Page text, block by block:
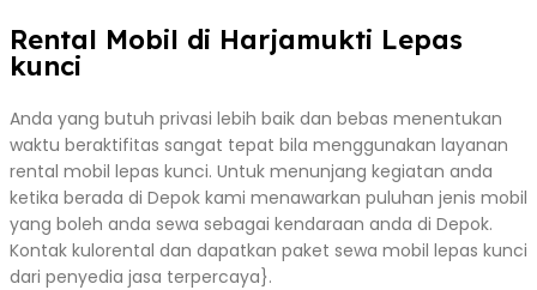
Rental Mobil di Harjamukti Lepas
kunci
Anda yang butuh privasi lebih baik dan bebas menentukan
waktu beraktifitas sangat tepat bila menggunakan layanan
rental mobil lepas kunci. Untuk menunjang kegiatan anda
ketika berada di Depok kami menawarkan puluhan jenis mobil
yang boleh anda sewa sebagai kendaraan anda di Depok.
Kontak kulorental dan dapatkan paket sewa mobil lepas kunci
dari penyedia jasa terpercaya}.